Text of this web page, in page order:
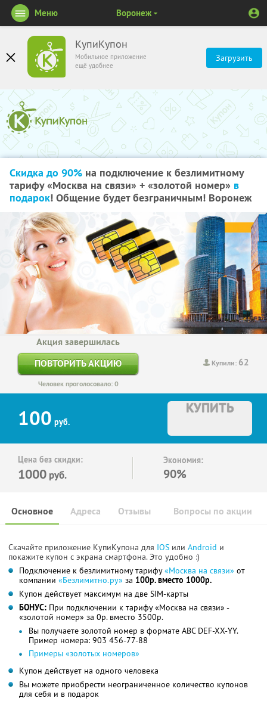
КупиКупон
Мобильное приложение
ещё удобнее
Загрузить
Меню Воронеж
Скидка до 90% на подключение к безлимитному
тарифу «Москва на связи» + «золотой номер» в
подарок! Общение будет безграничным! Воронеж
Купили: 62
Акция завершилась
ПОВТОРИТЬ АКЦИЮ
Человек проголосовало: 0
100 руб.
КУПИТЬ
Цена без скидки:
1000 руб.
Экономия:
90%
Основное Отзывы Вопросы по акции
Адреса
Скачайте приложение КупиКупона для IOS или Android и
покажите купон с экрана смартфона. Это удобно :)
Подключение к безлимитному тарифу«Москва на связи» от
компании «Безлимитно.ру» за 100р. вместо 1000р.
Купон действует максимум на две SIM-карты
БОНУС: При подключении к тарифу «Москва на связи» -
«золотой номер» за 0р. вместо 3500р.
Вы получаете золотой номер в формате ABC DEF-XX-YY.
Пример номера: 903 456-77-88
Примеры «золотых номеров»
Купон действует на одного человека
Вы можете приобрести неограниченное количество купонов
для себя и в подарок